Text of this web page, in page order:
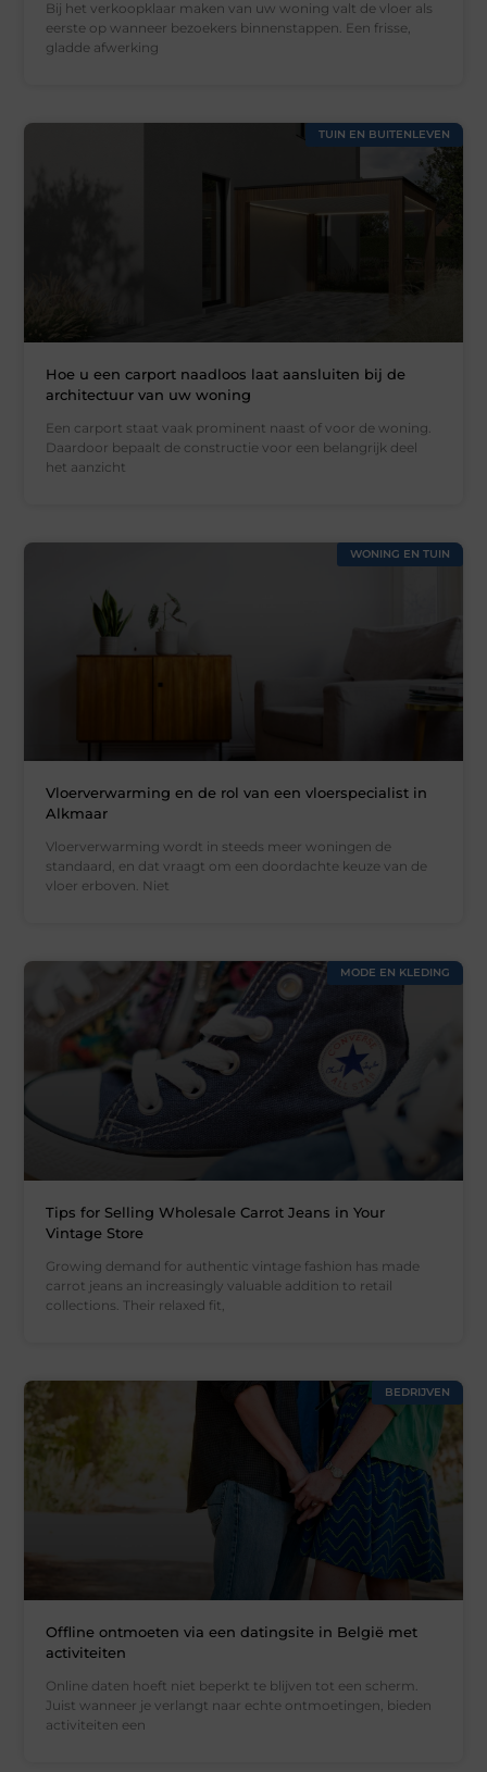
Bij het verkoopklaar maken van uw woning valt de vloer als
eerste op wanneer bezoekers binnenstappen. Een frisse,
gladde afwerking
TUIN EN BUITENLEVEN
Hoe u een carport naadloos laat aansluiten bij de
architectuur van uw woning
Een carport staat vaak prominent naast of voor de woning.
Daardoor bepaalt de constructie voor een belangrijk deel
het aanzicht
WONING EN TUIN
Vloerverwarming en de rol van een vloerspecialist in
Alkmaar
Vloerverwarming wordt in steeds meer woningen de
standaard, en dat vraagt om een doordachte keuze van de
vloer erboven. Niet
MODE EN KLEDING
Tips for Selling Wholesale Carrot Jeans in Your
Vintage Store
Growing demand for authentic vintage fashion has made
carrot jeans an increasingly valuable addition to retail
collections. Their relaxed fit,
BEDRIJVEN
Offline ontmoeten via een datingsite in België met
activiteiten
Online daten hoeft niet beperkt te blijven tot een scherm.
Juist wanneer je verlangt naar echte ontmoetingen, bieden
activiteiten een